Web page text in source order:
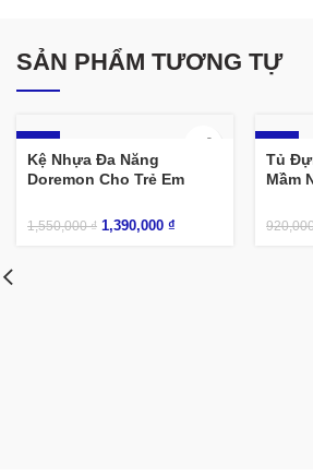
SẢN PHẨM TƯƠNG TỰ
-10%
Kệ Nhựa Đa Năng
Doremon Cho Trẻ Em
1,550,000₫ 1,390,000 ₫
-8%
Tủ
Mầm